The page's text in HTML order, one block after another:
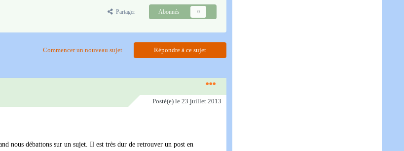
Partager Abonnés 0
Répondre à ce sujet
Commencer un nouveau sujet
Posté(e) le 23 juillet 2013
nous débattons sur un sujet. Il est très dur de retrouver un post en